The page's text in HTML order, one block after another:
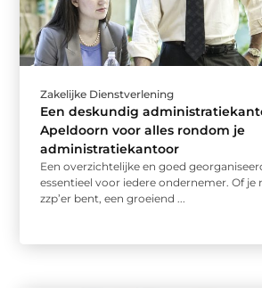
Zakelijke Dienstverlening
Een deskundig
Apeldoorn voor alles rondom je
administratiekantoor
Een overzichtelijke en goed
essentieel voor iedere ondernemer. Of je
zzp’er bent, een groeiend ...